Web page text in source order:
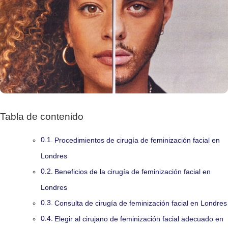
Tabla de contenido
Procedimientos de cirugía de feminización facial en
Londres
Beneficios de la cirugía de feminización facial en
Londres
Consulta de cirugía de feminización facial en Londres
Elegir al cirujano de feminización facial adecuado en